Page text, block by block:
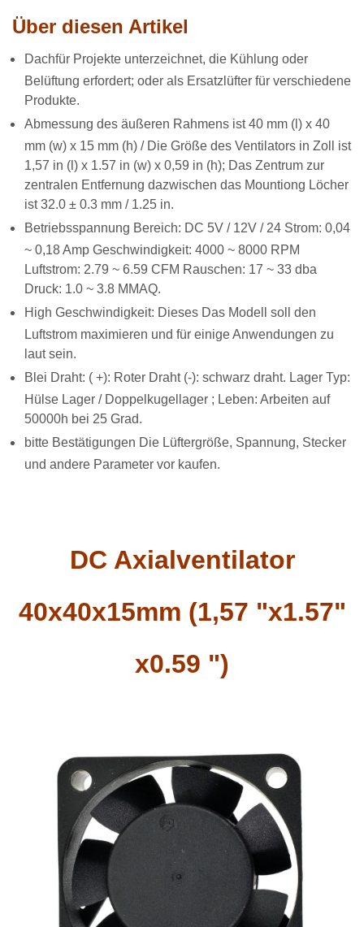
Über diesen Artikel
Dachfür Projekte unterzeichnet, die Kühlung oder
Belüftung erfordert; oder als Ersatzlüfter für verschiedene
Produkte.
Abmessung des äußeren Rahmens ist 40 mm (l) x 40
mm (w) x 15 mm (h) / Die Größe des Ventilators in Zoll ist
1,57 in (l) x 1.57 in (w) x 0,59 in (h); Das Zentrum zur
zentralen Entfernung dazwischen das Mountiong Löcher
ist 32.0 ± 0.3 mm / 1.25 in.
Betriebsspannung Bereich: DC 5V / 12V / 24 Strom: 0,04
~ 0,18 Amp Geschwindigkeit: 4000 ~ 8000 RPM
Luftstrom: 2.79 ~ 6.59 CFM Rauschen: 17 ~ 33 dba
Druck: 1.0 ~ 3.8 MMAQ.
High Geschwindigkeit: Dieses Das Modell soll den
Luftstrom maximieren und für einige Anwendungen zu
laut sein.
Blei Draht: ( +): Roter Draht (-): schwarz draht. Lager Typ:
Hülse Lager / Doppelkugellager ; Leben: Arbeiten auf
50000h bei 25 Grad.
bitte Bestätigungen Die Lüftergröße, Spannung, Stecker
und andere Parameter vor kaufen.
DC Axialventilator
40x40x15mm (1,57 "x1.57"
x0.59 ")